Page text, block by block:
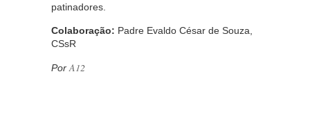
patinadores.
Colaboração: Padre Evaldo César de Souza,
CSsR
Por A12